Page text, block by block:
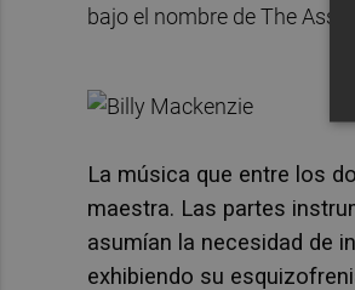
bajo el nombre de The
La música que entre los
maestra. Las partes
asumían la necesidad de
exhibiendo su